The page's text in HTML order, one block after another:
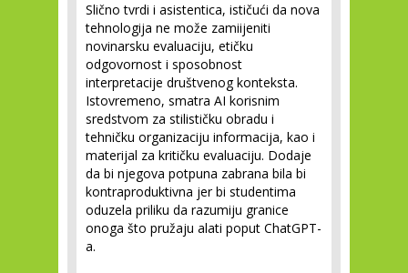
Slično tvrdi i asistentica, ističući da nova
tehnologija ne može zamiijeniti
novinarsku evaluaciju, etičku
odgovornost i sposobnost
interpretacije društvenog konteksta.
Istovremeno, smatra AI korisnim
sredstvom za stilističku obradu i
tehničku organizaciju informacija, kao i
materijal za kritičku evaluaciju. Dodaje
da bi njegova potpuna zabrana bila bi
kontraproduktivna jer bi studentima
oduzela priliku da razumiju granice
onoga što pružaju alati poput ChatGPT-
a.